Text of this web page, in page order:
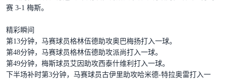
赛 3-1 梅斯。
精彩瞬间
第13分钟，马赛球员格林伍德助攻奥巴梅扬打入一球。
第48分钟，马赛球员格林伍德助攻派尚打入一球。
第49分钟，梅斯球员艾因助攻西泰什维利打入一球。
下半场补时第3分钟，马赛球员古伊里助攻哈米德-特拉奥雷打入一